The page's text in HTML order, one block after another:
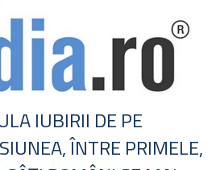
IUBIRII DE PE
ÎNTRE PRIMELE,